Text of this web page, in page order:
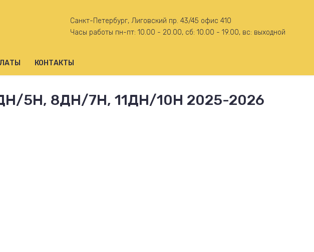
Санкт-Петербург, Лиговский пр. 43/45 офис 410
Часы работы пн-пт: 10.00 - 20.00, сб: 10.00 - 19.00, вс: выходной
КОНТАКТЫ
5Н, 8ДН/7Н, 11ДН/10Н 2025-2026